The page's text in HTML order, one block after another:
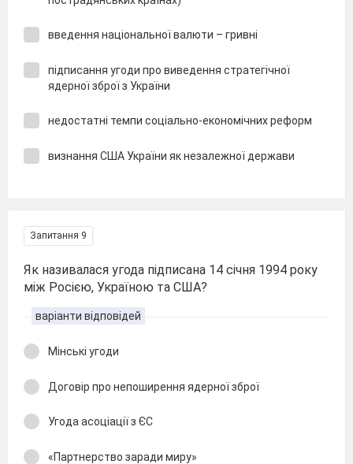
введення національної валюти – гривні
підписання угоди про виведення стратегічної
ядерної зброї з України
недостатні темпи соціально-економічних реформ
визнання США України як незалежної держави
Запитання 9
Як називалася угода підписана 14 січня 1994 року
між Росією, Україною та США?
варіанти відповідей
Мінські угоди
Договір про непоширення ядерної зброї
Угода асоціації з ЄС
«Партнерство заради миру»